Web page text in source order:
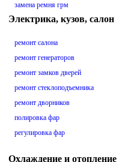
замена ремня грм
Электрика, кузов, салон
ремонт салона
ремонт генераторов
ремонт замков дверей
ремонт стеклоподъемника
ремонт дворников
полировка фар
регулировка фар
Охлаждение и отопление